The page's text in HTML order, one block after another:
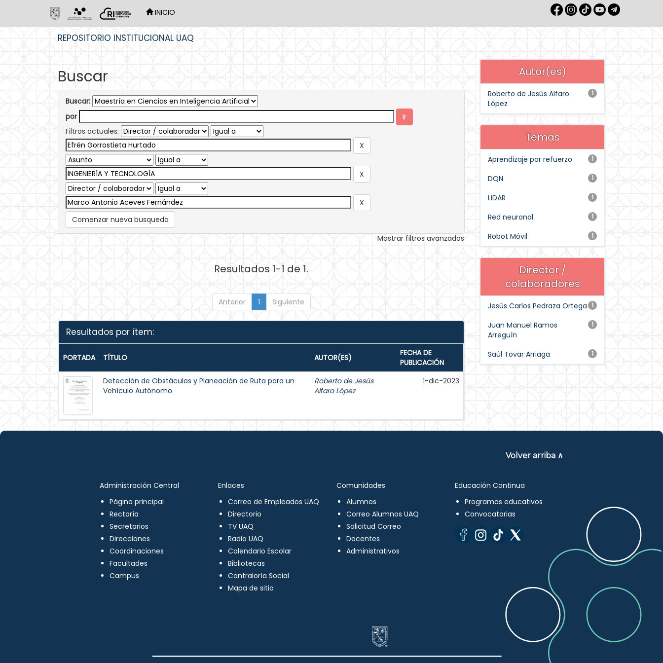
INICIO
REPOSITORIO INSTITUCIONAL UAQ
Buscar
Buscar:
por
Filtros actuales:
Comenzar nueva busqueda
Mostrar filtros avanzados
Resultados 1-1 de 1.
Anterior 1 Siguiente
Resultados por ítem:
PORTADA TÍTULO AUTOR(ES)
FECHA DE
PUBLICACIÓN
Detección de Obstáculos y Planeación de Ruta para un
Vehículo Autónomo
Roberto de Jesús
Alfaro López
1-dic-2023
Autor(es)
1
Roberto de Jesús Alfaro
López
Temas
1
Aprendizaje por refuerzo
1
DQN
1
LiDAR
1
Red neuronal
1
Robot Móvil
Director /
colaboradores
1
Jesús Carlos Pedraza Ortega
1
Juan Manuel Ramos
Arreguín
1
Saúl Tovar Arriaga
Volver arriba ∧
Administración Central
Página principal
Rectoría
Secretarios
Direcciones
Coordinaciones
Facultades
Campus
Enlaces
Correo de Empleados UAQ
Directorio
TV UAQ
Radio UAQ
Calendario Escolar
Bibliotecas
Contraloría Social
Mapa de sitio
Comunidades
Alumnos
Correo Alumnos UAQ
Solicitud Correo
Docentes
Administrativos
Educación Continua
Programas educativos
Convocatorias